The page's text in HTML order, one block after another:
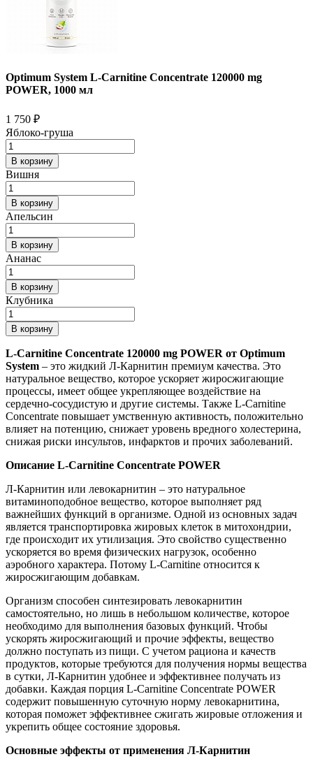
Optimum System L-Carnitine Concentrate 120000 mg
POWER, 1000 мл
1 750 ₽
Яблоко-груша
В корзину
Вишня
В корзину
Апельсин
В корзину
Ананас
В корзину
Клубника
В корзину
L-Carnitine Concentrate 120000 mg POWER от Optimum
System – это жидкий Л-Карнитин премиум качества. Это
натуральное вещество, которое ускоряет жиросжигающие
процессы, имеет общее укрепляющее воздействие на
сердечно-сосудистую и другие системы. Также L-Carnitine
Concentrate повышает умственную активность, положительно
влияет на потенцию, снижает уровень вредного холестерина,
снижая риски инсультов, инфарктов и прочих заболеваний.
Описание L-Carnitine Concentrate POWER
Л-Карнитин или левокарнитин – это натуральное
витаминоподобное вещество, которое выполняет ряд
важнейших функций в организме. Одной из основных задач
является транспортировка жировых клеток в митохондрии,
где происходит их утилизация. Это свойство существенно
ускоряется во время физических нагрузок, особенно
аэробного характера. Потому L-Carnitine относится к
жиросжигающим добавкам.
Организм способен синтезировать левокарнитин
самостоятельно, но лишь в небольшом количестве, которое
необходимо для выполнения базовых функций. Чтобы
ускорять жиросжигающий и прочие эффекты, вещество
должно поступать из пищи. С учетом рациона и качеств
продуктов, которые требуются для получения нормы вещества
в сутки, Л-Карнитин удобнее и эффективнее получать из
добавки. Каждая порция L-Carnitine Concentrate POWER
содержит повышенную суточную норму левокарнитина,
которая поможет эффективнее сжигать жировые отложения и
укрепить общее состояние здоровья.
Основные эффекты от применения Л-Карнитин